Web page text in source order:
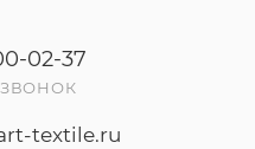
02-37
textile.ru